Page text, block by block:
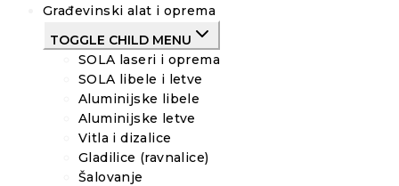
Građevinski alat i oprema
TOGGLE CHILD MENU
SOLA laseri i oprema
SOLA libele i letve
Aluminijske libele
Aluminijske letve
Vitla i dizalice
Gladilice (ravnalice)
Šalovanje